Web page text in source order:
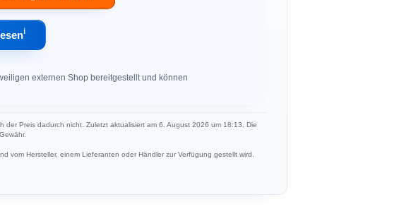
ℹ︎
externen Shop bereitgestellt und können
Preis dadurch nicht. Zuletzt aktualisiert am 6. August 2026 um 18:13. Die
vom Hersteller, einem Lieferanten oder Händler zur Verfügung gestellt wird.